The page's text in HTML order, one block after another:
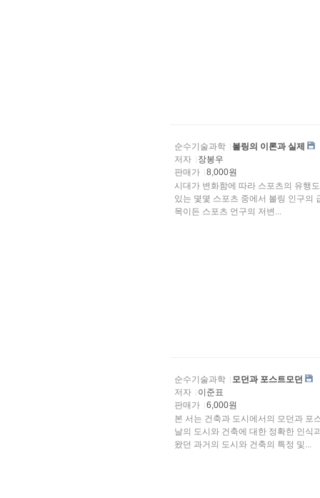
순수기술과학
볼링의 이론과 실제
저자
장봉우
판매가
8,000원
시대가 변화함에 따라 스포츠의 유행
있는 몇몇 스포츠 중에서 볼링 인구의 급증 추세는 그 변화의 대표적인 것
목이든 스포츠 언구의 저변...
순수기술과학
모던과 포스트모던
저자
이준표
판매가
6,000원
본 서는 건축과 도시에서의 모던과 포
날의 도시와 건축에 대한 정확한 인식과 동시에 모던의 논리에 의해 이제까지
왔던 과거의 도시와 건축의 특정 및...